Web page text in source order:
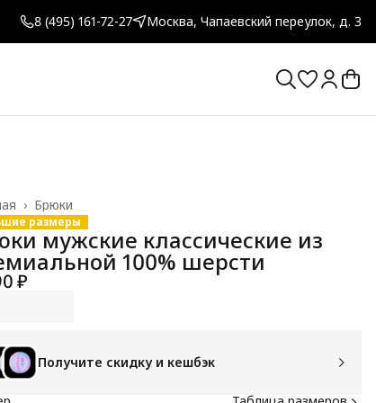
8 (495) 161-72-27 Москва, Чапаевский переулок, д. 3
Брюки
›
размеры
мужские классические из
100% шерсти
₽
Получите скидку и кешбэк